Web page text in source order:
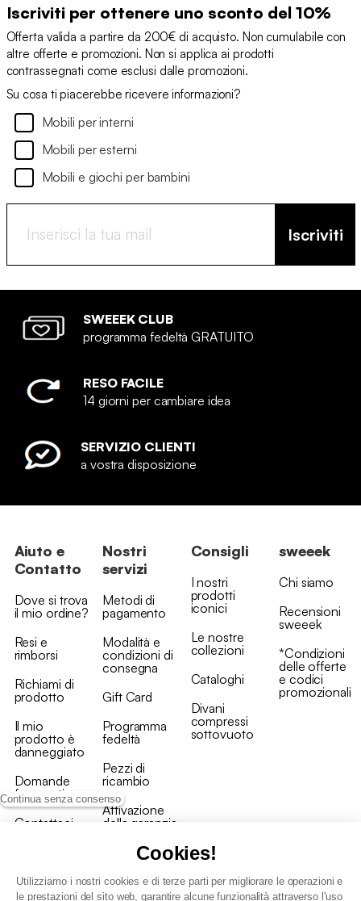
Continua senza consenso
Cookies!
Utilizziamo i nostri cookies e di terze parti per migliorare le operazioni e
le prestazioni del sito web, garantire alcune funzionalità attraverso l'uso
Iscriviti per ottenere uno sconto del 10%
Offerta valida a partire da 200€ di acquisto. Non cumulabile con
altre offerte e promozioni. Non si applica ai prodotti
contrassegnati come esclusi dalle promozioni.
Su cosa ti piacerebbe ricevere informazioni?
Mobili per interni
Mobili per esterni
Mobili e giochi per bambini
Iscriviti
SWEEEK CLUB
programma fedeltà GRATUITO
RESO FACILE
14 giorni per cambiare idea
SERVIZIO CLIENTI
a vostra disposizione
Aiuto e
Contatto
Dove si trova
il mio ordine?
Resi e
rimborsi
Richiami di
prodotto
Il mio
prodotto è
danneggiato
Domande
frequenti
Contattaci
Nostri
servizi
Metodi di
pagamento
Modalità e
condizioni di
consegna
Gift Card
Programma
fedeltà
Pezzi di
ricambio
Attivazione
della garanzia
Consigli
I nostri
prodotti
iconici
Le nostre
collezioni
Cataloghi
Divani
compressi
sottovuoto
sweeek
Chi siamo
Recensioni
sweeek
*Condizioni
delle offerte
e codici
promozionali